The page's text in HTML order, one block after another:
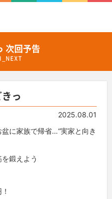
次回予告
っ
2025.08.01
に家族で帰省…“実家と向き
鍛えよう